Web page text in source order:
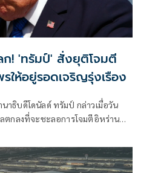
ก! 'ทรัมป์' สั่งยุติโจมตี
ให้อยู่รอดเจริญรุ่งเรือง
าธิบดีโดนัลด์ ทรัมป์ กล่าวเมื่อวัน
ลตกลงที่จะชะลอการโจมตีอิหร่าน